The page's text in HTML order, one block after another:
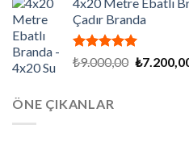
₺315,00.
4x20 Metre Ebatlı
Çadır Branda
5 üzerinden
oy
₺9.000,00 Orijinal
₺
ÖNE ÇIKANLAR